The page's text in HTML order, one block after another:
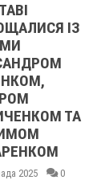
ІЗ
ТА
2025 0